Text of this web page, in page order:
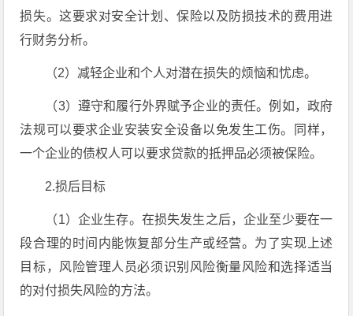
损失。这要求对安全计划、保险以及防损技术的费用进
行财务分析。
（2）减轻企业和个人对潜在损失的烦恼和忧虑。
（3）遵守和履行外界赋予企业的责任。例如，政府
法规可以要求企业安装安全设备以免发生工伤。同样，
一个企业的债权人可以要求贷款的抵押品必须被保险。
2.损后目标
（1）企业生存。在损失发生之后，企业至少要在一
段合理的时间内能恢复部分生产或经营。为了实现上述
目标，风险管理人员必须识别风险衡量风险和选择适当
的对付损失风险的方法。